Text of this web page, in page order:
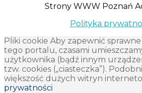
Strony WWW Poznań
Polityka
Pliki cookie Aby zapewnić
tego portalu, czasami
użytkownika (bądź innym
tzw. cookies („ciasteczka”).
większość dużych witryn
prywatności